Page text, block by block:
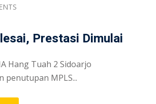
Prestasi Dimulai
Hang Tuah 2 Sidoarjo
penutupan MPLS...